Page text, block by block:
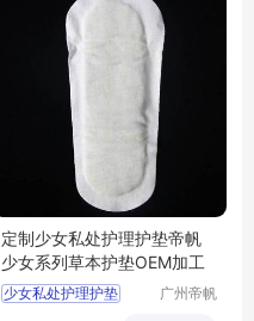
定制少女私处护理护垫帝帆
少女系列草本护垫OEM加工
少女私处护理护垫
广州帝帆